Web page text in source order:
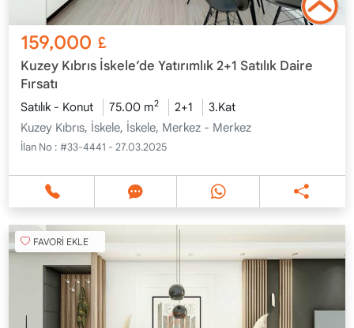
159,000 £
Kuzey Kıbrıs İskele’de Yatırımlık 2+1 Satılık Daire
Fırsatı
Satılık - Konut 75.00 m2 2+1
3.Kat
Kuzey Kıbrıs, İskele, İskele, Merkez - Merkez
İlan No : #33-4441 - 27.03.2025
FAVORİ EKLE